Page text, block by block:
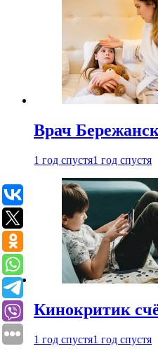
Врач
1 год спустя1 год спустя
Кинокритик
1 год спустя1 год спустя